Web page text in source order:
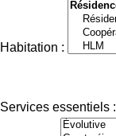
Habitation :
Services essentiels :